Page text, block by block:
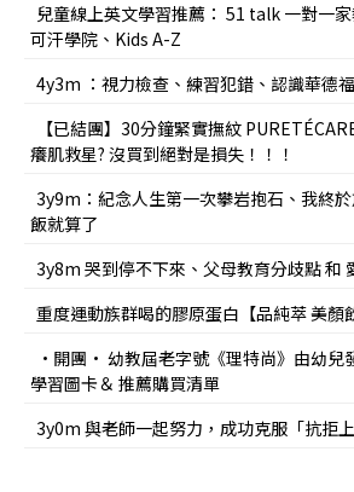
兒童線上英文學習推薦： 51 talk 一對一
可汗學院、Kids A-Z
4y3m ：視力檢查、練習犯錯、認識華德福
【已結團】30分鐘緊實撫紋
癢肌救星? 沒買到絕對是損失！！！
3y9m：紀念人生第一次攀岩抱石、我終
飯就算了
3y8m 哭到停不下來、父母教育分歧點 和
重度運動族群喝的膠原蛋白【品純萃 美顏
•開團• 幼教屆老字號《理特尚》由幼兒
學習圖卡＆ 推薦購買清單
3y0m 與老師一起努力，成功克服「抗拒